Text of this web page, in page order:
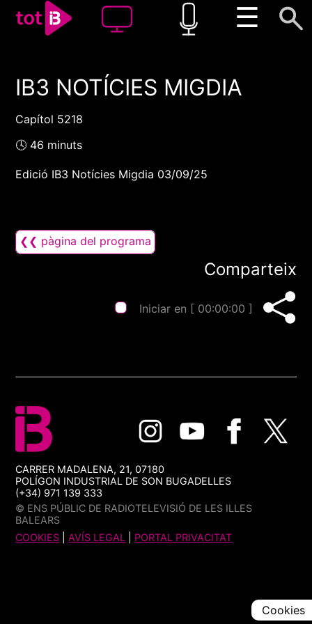
☰
00:00 00:00
IB3 NOTÍCIES MIGDIA
Capítol 5218
🕓 46 minuts
Edició IB3 Notícies Migdia 03/09/25
❮❮ pàgina del programa
Comparteix
Iniciar en [ 00:00:00 ]
CARRER MADALENA, 21, 07180
POLÍGON INDUSTRIAL DE SON BUGADELLES
(+34) 971 139 333
© ENS PÚBLIC DE RADIOTELEVISIÓ DE LES ILLES
BALEARS
COOKIES |AVÍS LEGAL PORTAL PRIVACITAT
Cookies